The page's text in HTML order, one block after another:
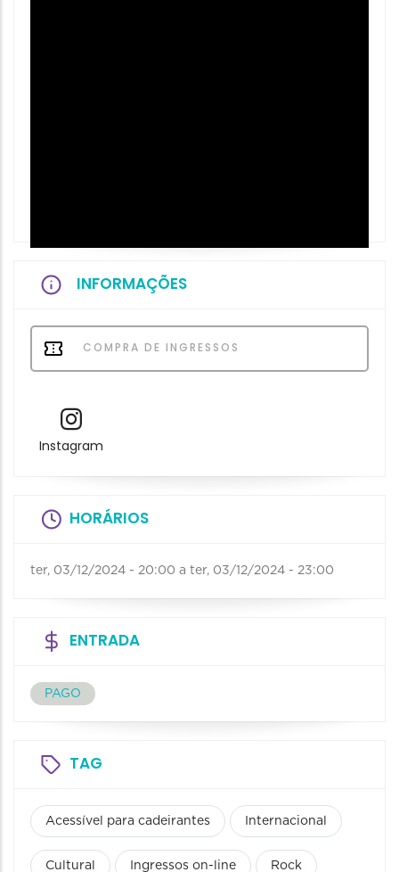
INFORMAÇÕES
COMPRA DE INGRESSOS
Instagram
HORÁRIOS
ter, 03/12/2024 - 20:00 a ter, 03/12/2024 - 23:00
ENTRADA
PAGO
TAG
Acessível para cadeirantes Internacional
Cultural Ingressos on-line Rock